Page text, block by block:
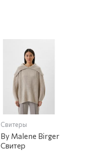
Свитеры
By Malene Birger
Свитер